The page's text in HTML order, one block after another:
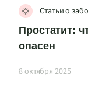
Статьи о
Простатит:
опасен
8 октября 2025